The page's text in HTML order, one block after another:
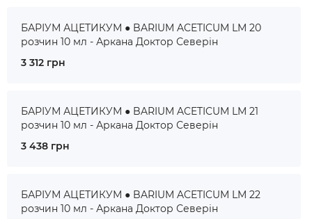
БАРІУМ АЦЕТИКУМ ● BARIUM ACETICUM LM 20
розчин 10 мл - Аркана Доктор Северін
3 312 грн
БАРІУМ АЦЕТИКУМ ● BARIUM ACETICUM LM 21
розчин 10 мл - Аркана Доктор Северін
3 438 грн
БАРІУМ АЦЕТИКУМ ● BARIUM ACETICUM LM 22
розчин 10 мл - Аркана Доктор Северін